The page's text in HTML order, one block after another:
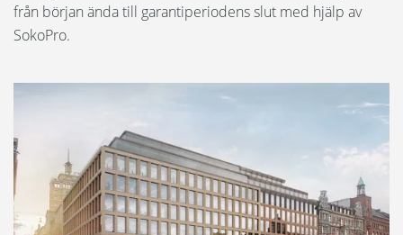
från början ända till garantiperiodens slut med hjälp av
SokoPro.